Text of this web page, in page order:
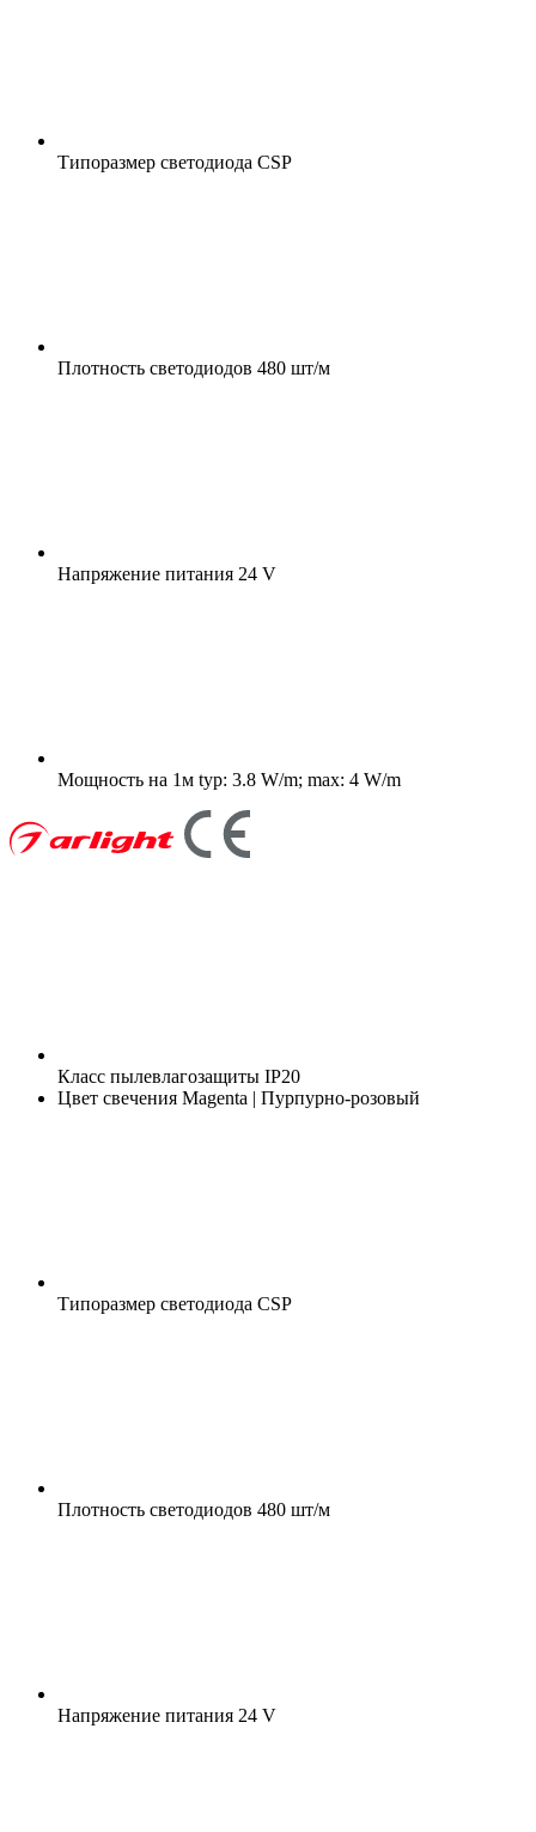
Типоразмер светодиода CSP
Плотность светодиодов 480 шт/м
Напряжение питания 24 V
Мощность на 1м typ: 3.8 W/m; max: 4 W/m
Класс пылевлагозащиты IP20
Цвет свечения Magenta | Пурпурно-розовый
Типоразмер светодиода CSP
Плотность светодиодов 480 шт/м
Напряжение питания 24 V